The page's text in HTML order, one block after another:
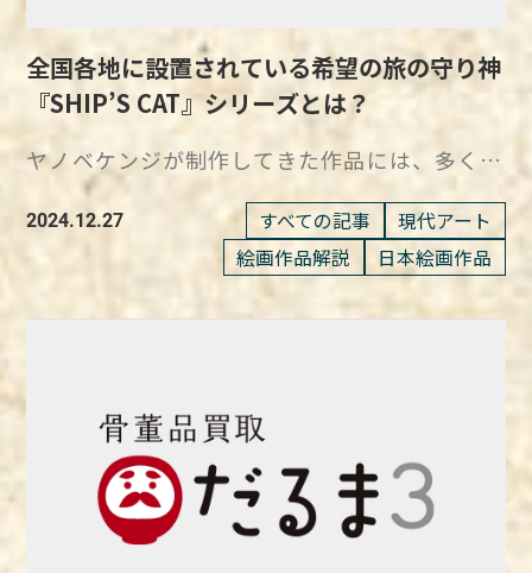
姿勢を貫き、後の前衛的な日本画の方向性を示
す重要な転機となったのです。 このように、
『絵踏』は単なる一枚の絵画としての枠を超
え、その波乱の経緯も含めて、日本美術史の中
で特別な位置を占めることとなりました。
『絵踏』が撤去された理由と再評価 『絵踏』
は、1908年に発表されるも、展覧会での運営
上の問題により、展示初日からわずか4日後に
会場から撤去された作品です。 撤去は作品内
容の評価に関係するものではなく、展覧会での
の絵画は、当初は多くの注目を集めましたが、
その後、長い間人々の目に触れることはありま
せんでした。 しかし、2024年の特別展「オタ
ケ・インパクト―越堂・竹坡・国観、尾竹三兄
弟の日本画アナキズム―」において修復され、
いました。 『舟遊び』では、光が川面や人物
を柔らかく包み込み、色彩が鮮やかに交錯する
さまが際立っています。 この作品は、モネが
1880年代に光と色彩の探究を深化させつつ
も、人物や物語性を絵画に再び取り入れた例で
もあります。 水面に映り込む光や色彩の微妙
な変化を繊細に捉える技法は、後年の『睡蓮』
シリーズへとつながるモネの芸術的進化を感じ
させてくれるのも魅力の一つです。 日本文化
と印象派が融合された大胆な構図の『舟遊び』
分に断ち切るような構図を採用しました。 こ
のアプローチは、西洋絵画の伝統的な遠近法か
ら離れ、写真術や日本の浮世絵版画から影響を
受けたものと考えられています。 この構図の
なかで、画面を覆う青とばら色、緑とヴァーミ
新たな作品『白桃や』と『南枝王春』が、竹久
夢二美術館に寄託されたことが発表されまし
た。 この2点は、夢二と共に「春草会」で活動
していた弁護士であり、最高裁判事を務めた小
林俊三の旧蔵品です。 『白桃や』は1929年に
制作された作品で、夢二が小林俊三に贈った絵
画です。 夢二が関わった裁判で代理人を務め
た小林への感謝の意を込め、絵には自作の短歌
と手紙が添えられました。 一方、『南枝王
春』は昭和初期に制作された作品で、春草会の
は、ゾルゲ事件や極東国際軍事裁判（東京裁
判）をはじめ、戦前戦後の数多くの重要な法的
事件に関与してきた法曹界の重鎮でした。 そ
んな彼が竹久夢二の作品を大切に保管していた
事実は、親族を除いてほとんど知られていませ
のです。 彼女の作品には、生命力と強いエネ
ルギーが宿り、観る者に感動を与える力があり
ます。 草間彌生を語るうえで欠かせないの
が、彼女の代表作「かぼちゃシリーズ」です。
シンプルでありながら力強いかぼちゃのフォル
ムには、草間自身の内面が投影されています。
一説には、このかぼちゃが彼女の「自画像」と
して描かれているともいわれています。 無数
のドットや鮮やかな色彩で表現されたかぼちゃ
は、彼女独自の世界観を体現し、観る者に彼女
草間彌生がかぼちゃに魅了されたのは、幼少期
にまでさかのぼるそうです。 そして、作品とし
て初めてかぼちゃが登場したのは1946年に松
本で開催された巡回展でのこと。 この作品は
全国各地に設置されている希望の旅の守り神
『SHIP’S CAT』シリーズとは？
ヤノベケンジが制作してきた作品には、多くの
動物が登場します。 初期作品の『イエロー・
スーツ』は、当時飼っていた犬の放射能防護服
として制作しており、その後もネズミやゾウ、
マンモス、龍などさまざまな動物が登場してい
ます。 中でもインスタレーションによく用い
「ヤノベケンジ」 ヤノベケンジは、大阪府出
身の現代美術作家で、京都造形芸術大学の教授
も務めています。 1990年代初頭から「現代社
会におけるサヴァイヴァル」をテーマにさまざ
まな機械彫刻作品を制作してきました。 ユー
2024.12.27 すべての記事
現代アート
絵画作品解説
日本絵画作品